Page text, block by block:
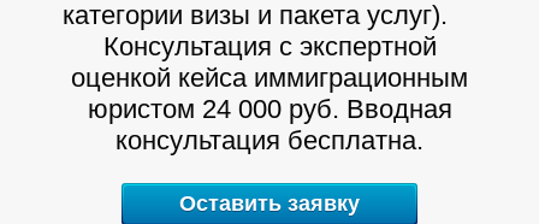
категории визы и пакета услуг).
Консультация с экспертной
оценкой кейса иммиграционным
юристом 24 000 руб. Вводная
консультация бесплатна.
Оставить заявку